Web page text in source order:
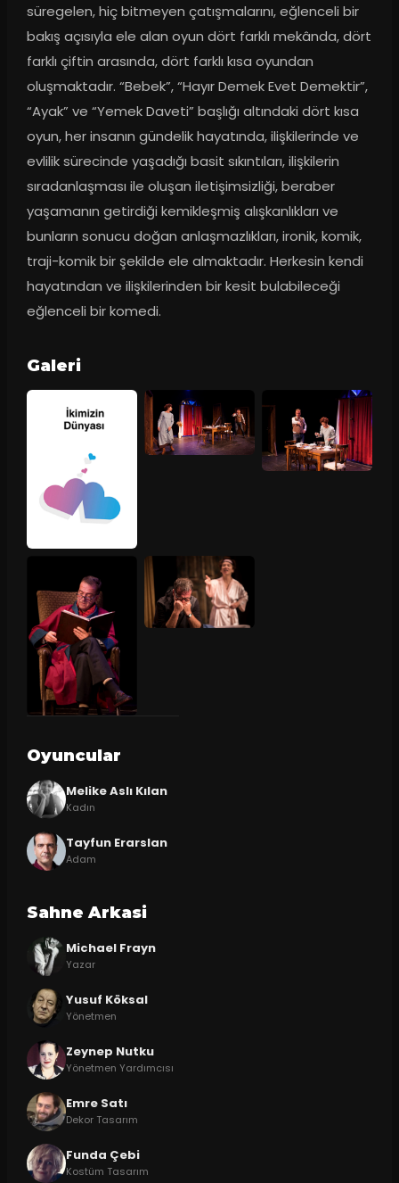
süregelen, hiç bitmeyen çatışmalarını, eğlenceli bir
bakış açısıyla ele alan oyun dört farklı mekânda, dört
farklı çiftin arasında, dört farklı kısa oyundan
oluşmaktadır. “Bebek”, “Hayır Demek Evet Demektir”,
“Ayak” ve “Yemek Daveti” başlığı altındaki dört kısa
oyun, her insanın gündelik hayatında, ilişkilerinde ve
evlilik sürecinde yaşadığı basit sıkıntıları, ilişkilerin
sıradanlaşması ile oluşan iletişimsizliği, beraber
yaşamanın getirdiği kemikleşmiş alışkanlıkları ve
bunların sonucu doğan anlaşmazlıkları, ironik, komik,
traji-komik bir şekilde ele almaktadır. Herkesin kendi
hayatından ve ilişkilerinden bir kesit bulabileceği
eğlenceli bir komedi.
Galeri
Oyuncular
Melike Aslı Kılan
Kadın
Tayfun Erarslan
Adam
Sahne Arkasi
Michael Frayn
Yazar
Yusuf Köksal
Yönetmen
Zeynep Nutku
Yönetmen Yardımcısı
Emre Satı
Dekor Tasarım
Funda Çebi
Kostüm Tasarım